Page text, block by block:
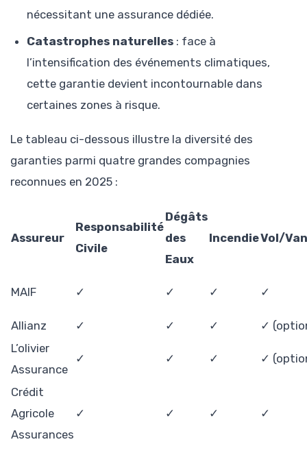
nécessitant une assurance dédiée.
Catastrophes naturelles : face à
l’intensification des événements climatiques,
cette garantie devient incontournable dans
certaines zones à risque.
Le tableau ci-dessous illustre la diversité des
garanties parmi quatre grandes compagnies
reconnues en 2025 :
Assureur
Responsabilité
Civile
Dégâts
des
Eaux
IncendieVol/
MAIF ✓ ✓ ✓ ✓
Allianz ✓ ✓ ✓
✓
L’olivier
Assurance
✓ ✓ ✓ ✓
Crédit
Agricole
Assurances
✓ ✓ ✓ ✓